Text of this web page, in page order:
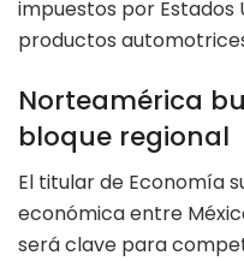
impuestos por Estados
productos
Norteamérica
bloque regional
El titular de Economía
económica entre
será clave para